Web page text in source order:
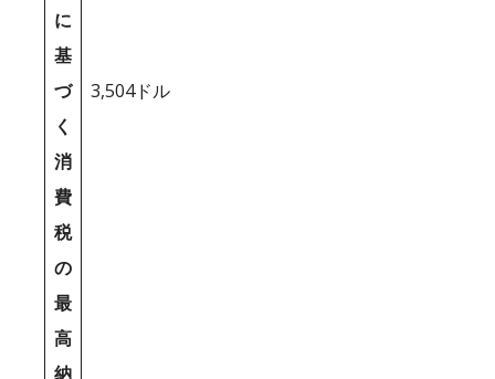
に
基
づ
く
消
費
税
の
最
高
納
3,504ドル